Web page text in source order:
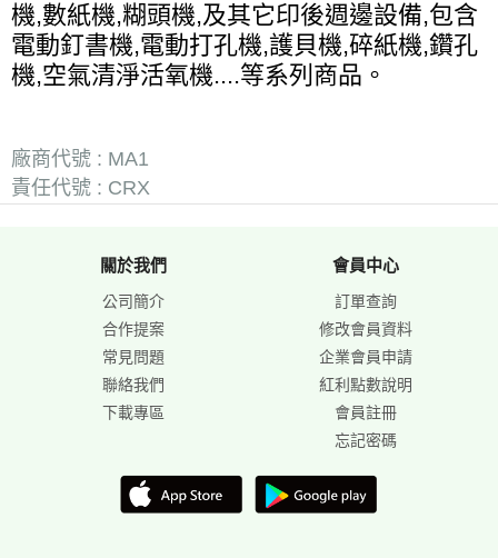
機,數紙機,糊頭機,及其它印後週邊設備,包含
電動釘書機,電動打孔機,護貝機,碎紙機,鑽孔
機,空氣清淨活氧機....等系列商品。
廠商代號 : MA1
責任代號 : CRX
關於我們
公司簡介
合作提案
常見問題
聯絡我們
下載專區
會員中心
訂單查詢
修改會員資料
企業會員申請
紅利點數說明
會員註冊
忘記密碼